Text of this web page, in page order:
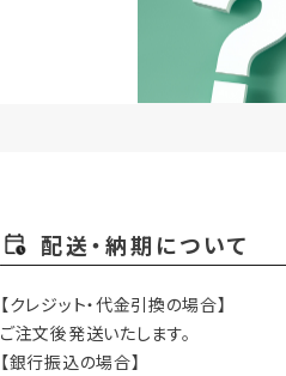
配送・納期について
【クレジット・代金引換の場合】
ご注文後発送いたします。
【銀行振込の場合】